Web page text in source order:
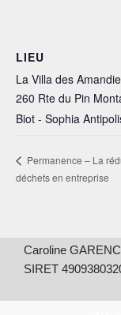
LIEU
La Villa des
260 Rte du Pin
Biot - Sophia
Permanence – La
déchets en entreprise
Caroline
SIRET